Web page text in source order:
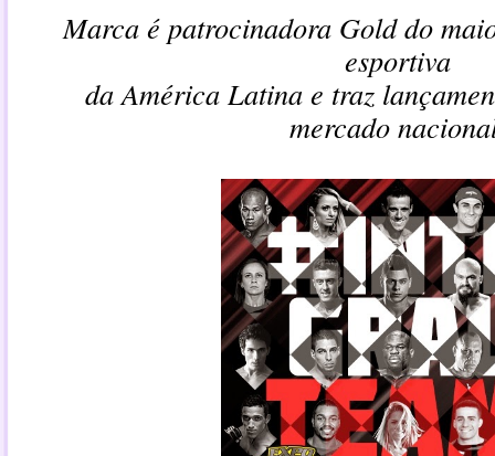
Marca é patrocinadora Gold do
esportiva
da América Latina e traz
mercado